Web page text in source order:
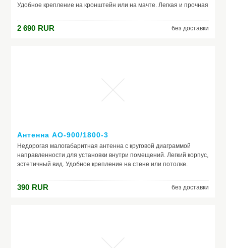
Удобное крепление на кронштейн или на мачте. Легкая и прочная
Хорошее согласование. Антенна AL-1800-13 используется для
работы в составе системы усиления сигнала сотовых операторов
2 690 RUR без доставки
Антенна AO-900/1800-3
Недорогая малогабаритная антенна с круговой диаграммой
направленности для установки внутри помещений. Легкий корпус,
эстетичный вид. Удобное крепление на стене или потолке.
Штыревая - комнатная. Малогабаритный и легкий корпус.
Круговая диаграмма направленности.
390 RUR без доставки